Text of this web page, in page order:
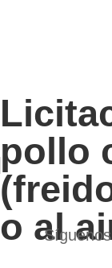
pollo
o al